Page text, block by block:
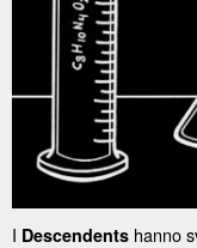
I Descendents hanno